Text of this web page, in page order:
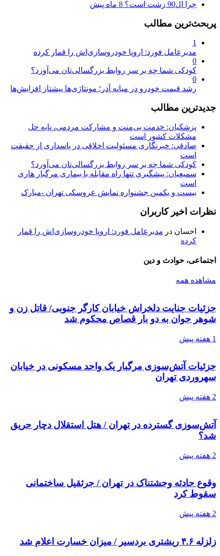
چرا ال90 زشت است؟ 8 ماه پیش
پربحث‌ترین مطالب
1
مدیرعامل فورد: اروپا خودروسازی‌اش را قمار کرده
0
کودکی شما چه بر سر روابط بزرگسالی‌تان می‌آورد؟
0
رشد قیمت خودرو در میانه آذر؛ مونتاژی‌ها پیشتاز افزایش‌ها
جدیدترین مطالب
پزشکیان: خدمت بی‌منت و مشارکت مردمی، پایه حل
مشکلات کشور است
صادقی: خبرنگاری مسئولیت اخلاقی در پاسداری از حقیقت
است
کودکی شما چه بر سر روابط بزرگسالی‌تان می‌آورد؟
سمیعیان: پیشگیری تنها راه مقابله با بیماری مرگبار هاری
است
بیست و یکمین جشنواره نمایش عروسکی تهران -مبارک
نظرات اخیر کاربران
احسان در مدیرعامل فورد: اروپا خودروسازی‌اش را قمار
کرده
اجتماعی، حوادث و دین
مشاهده همه
جزئیات جنایت دلخراش خیابان کارگر جنوبی/ قاتل زن و
شوهر جوان به دو بار قصاص محکوم شد
1 هفته پیش
جزئیات آتش‌سوزی مرگبار یک واحد مسکونی در خیابان
سهروردی تهران
2 هفته پیش
آتش‌سوزی گسترده در تهران / هتل استقلال دچار حریق
شد؟
2 هفته پیش
وقوع حادثه وحشتناک در تهران / جرثقیل ساختمانی
سقوط کرد
2 هفته پیش
زلزله ۴.۶ ریشتری بردسیر / میزان خسارت اعلام شد